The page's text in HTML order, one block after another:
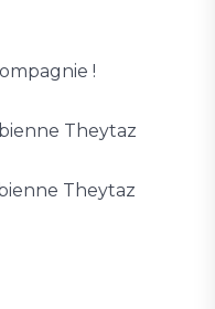
!
Theytaz
Theytaz